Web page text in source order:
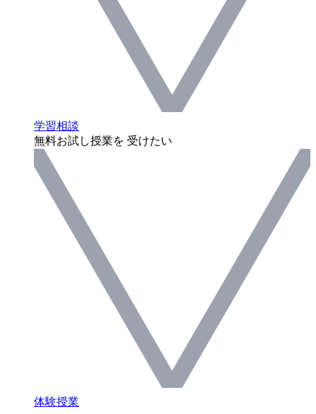
学習相談
無料お試し授業を 受けたい
体験授業